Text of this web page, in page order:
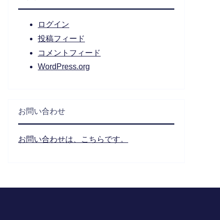
ログイン
投稿フィード
コメントフィード
WordPress.org
お問い合わせ
お問い合わせは、こちらです。